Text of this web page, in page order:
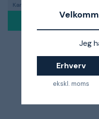
Jeg
Erhverv
ekskl. moms
Kan ikke bestilles i øjeblikket